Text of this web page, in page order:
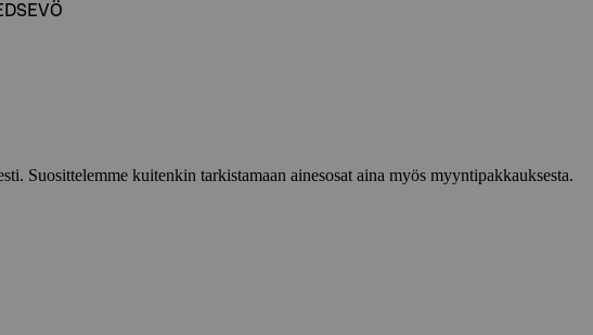
Suosittelemme kuitenkin tarkistamaan ainesosat aina myös myyntipakkauksesta.